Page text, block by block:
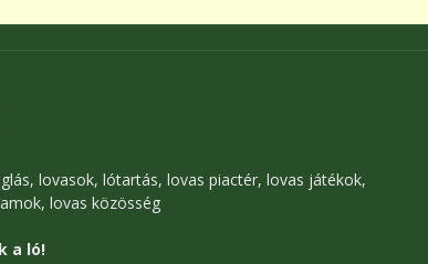
lovasok, lótartás, lovas piactér, lovas játékok,
lovas közösség
a ló!